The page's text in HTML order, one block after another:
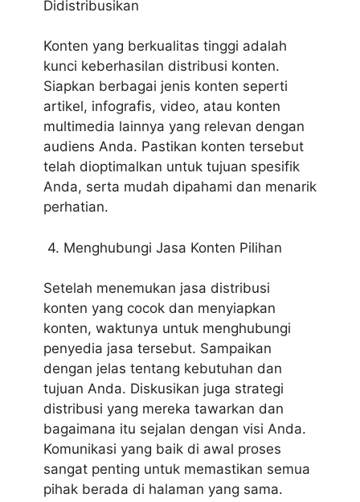
Didistribusikan
Konten yang berkualitas tinggi adalah
kunci keberhasilan distribusi konten.
Siapkan berbagai jenis konten seperti
artikel, infografis, video, atau konten
multimedia lainnya yang relevan dengan
audiens Anda. Pastikan konten tersebut
telah dioptimalkan untuk tujuan spesifik
Anda, serta mudah dipahami dan menarik
perhatian.
4. Menghubungi Jasa Konten Pilihan
Setelah menemukan jasa distribusi
konten yang cocok dan menyiapkan
konten, waktunya untuk menghubungi
penyedia jasa tersebut. Sampaikan
dengan jelas tentang kebutuhan dan
tujuan Anda. Diskusikan juga strategi
distribusi yang mereka tawarkan dan
bagaimana itu sejalan dengan visi Anda.
Komunikasi yang baik di awal proses
sangat penting untuk memastikan semua
pihak berada di halaman yang sama.